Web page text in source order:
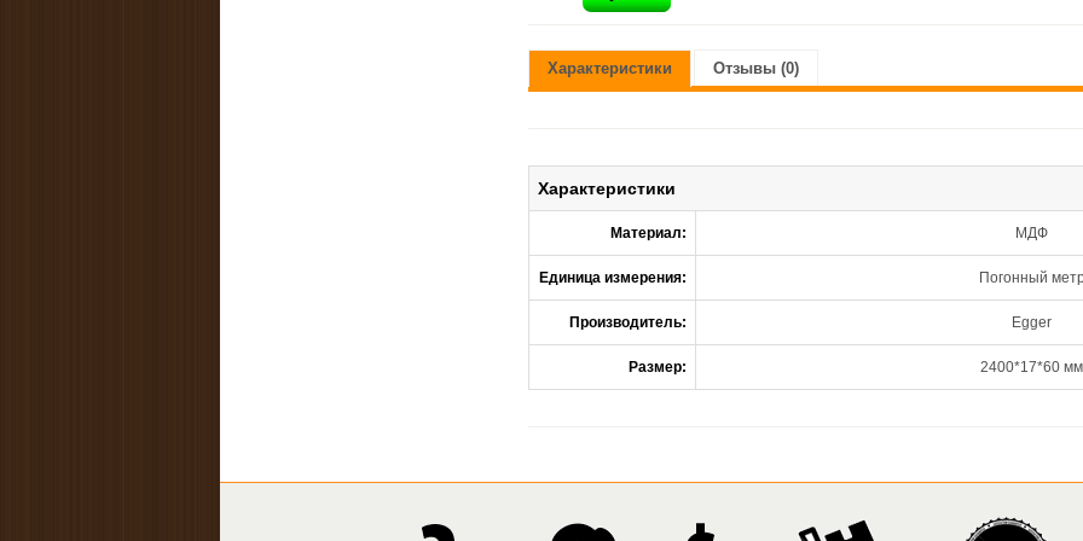
Характеристики Отзывы (0)
Характеристики
Материал: МДФ
Единица измерения: Погонный
Производитель: Egger
Размер: 2400*17*60 мм